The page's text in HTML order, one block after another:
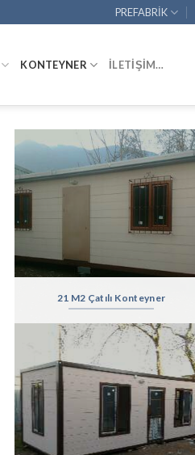
PREFABRİK
KONTEYNER İLETİŞİM…
21 M2 Çatılı Konteyner